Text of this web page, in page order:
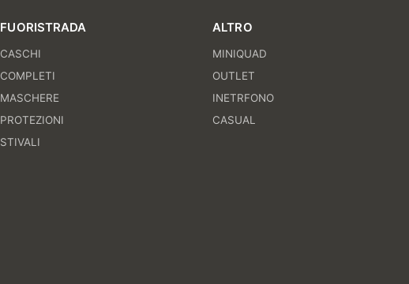
FUORISTRADA
CASCHI
COMPLETI
MASCHERE
PROTEZIONI
STIVALI
ALTRO
MINIQUAD
OUTLET
INETRFONO
CASUAL